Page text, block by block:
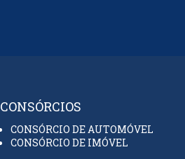
CONSÓRCIOS
CONSÓRCIO DE AUTOMÓVEL
CONSÓRCIO DE IMÓVEL